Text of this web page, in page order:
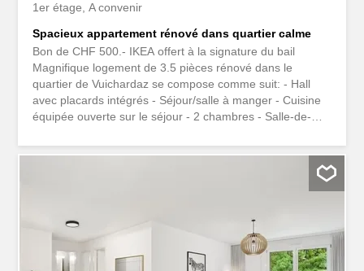
1er étage A convenir
Spacieux appartement rénové dans quartier calme
Bon de CHF 500.- IKEA offert à la signature du bail
Magnifique logement de 3.5 pièces rénové dans le
quartier de Vuichardaz se compose comme suit: - Hall
avec placards intégrés - Séjour/salle à manger - Cuisine
équipée ouverte sur le séjour - 2 chambres - Salle-de-
disponible de suite ou à convenir. Possibilité de louer une
place de parc dans le garage souterrain au prix de CHF
170.--/mois en sus du loyer. Vous souhaitez visiter l’objet?
candidature? Vous pouvez accéder à la candidature en
ligne ici: Bon de CHF 500.- IKEA offert à la signature du
bail Magnifique logement de 3.5 pièces rénové dans le